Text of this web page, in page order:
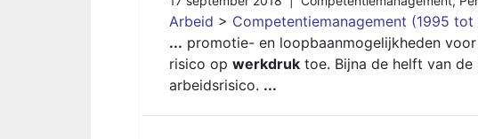
Arbeid > Competentiemanagement (1995 tot
... promotie- en loopbaanmogelijkheden
risico op werkdruk toe. Bijna de helft van
arbeidsrisico. ...